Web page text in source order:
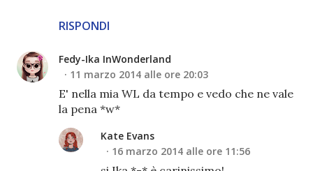
RISPONDI
Fedy-Ika InWonderland
11 marzo 2014 alle ore 20:03
E' nella mia WL da tempo e vedo che ne vale
la pena *w*
Kate Evans
16 marzo 2014 alle ore 11:56